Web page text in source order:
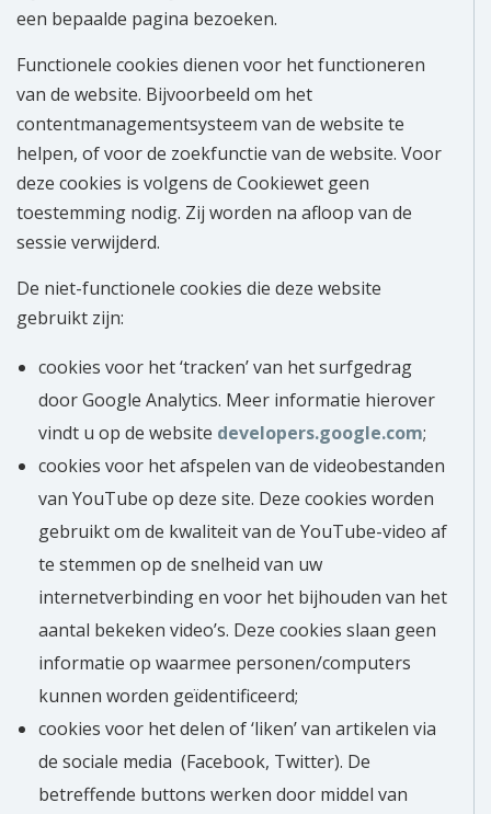
Contact
naar:
een bepaalde pagina bezoeken.
Functionele cookies dienen voor het functioneren
van de website. Bijvoorbeeld om het
contentmanagementsysteem van de website te
helpen, of voor de zoekfunctie van de website. Voor
deze cookies is volgens de Cookiewet geen
toestemming nodig. Zij worden na afloop van de
sessie verwijderd.
De niet-functionele cookies die deze website
gebruikt zijn:
cookies voor het ‘tracken’ van het surfgedrag
door Google Analytics. Meer informatie hierover
vindt u op de website developers.google.com;
cookies voor het afspelen van de videobestanden
van YouTube op deze site. Deze cookies worden
gebruikt om de kwaliteit van de YouTube-video af
te stemmen op de snelheid van uw
internetverbinding en voor het bijhouden van het
aantal bekeken video’s. Deze cookies slaan geen
informatie op waarmee personen/computers
kunnen worden geïdentificeerd;
cookies voor het delen of ‘liken’ van artikelen via
de sociale media (Facebook, Twitter). De
betreffende buttons werken door middel van